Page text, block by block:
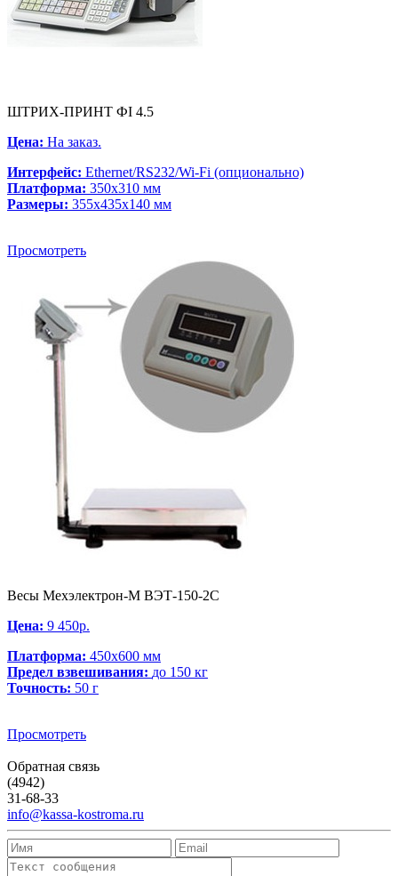
ШТРИХ-ПРИНТ ФI 4.5
Цена: На заказ.
Интерфейс: Ethernet/RS232/Wi-Fi (опционально)
Платформа: 350x310 мм
Размеры: 355x435x140 мм
Просмотреть
Весы Мехэлектрон-М ВЭТ-150-2С
Цена: 9 450р.
Платформа: 450х600 мм
Предел взвешивания: до 150 кг
Точность: 50 г
Просмотреть
Обратная связь
(4942)
31-68-33
info@kassa-kostroma.ru